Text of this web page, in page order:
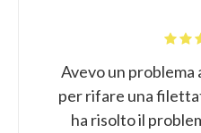
Avevo un
per rifare una
ha risolto il